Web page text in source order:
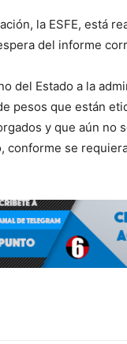
la ESFE, está
del informe
del Estado a la
pesos que están
y que aún no
conforme se